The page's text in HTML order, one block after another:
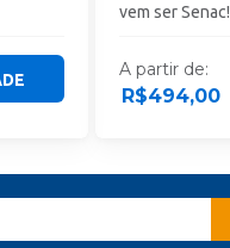
vem ser Senac!
A partir de:
R$494,00